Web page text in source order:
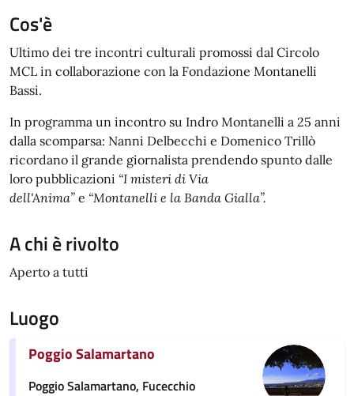
Cos'è
Ultimo dei tre incontri culturali promossi dal Circolo
MCL in collaborazione con la Fondazione Montanelli
Bassi.
In programma un incontro su Indro Montanelli a 25 anni
dalla scomparsa: Nanni Delbecchi e Domenico Trillò
ricordano il grande giornalista prendendo spunto dalle
loro pubblicazioni “I misteri di Via
dell'Anima” e “Montanelli e la Banda Gialla”.
A chi è rivolto
Aperto a tutti
Luogo
Poggio Salamartano
Poggio Salamartano, Fucecchio